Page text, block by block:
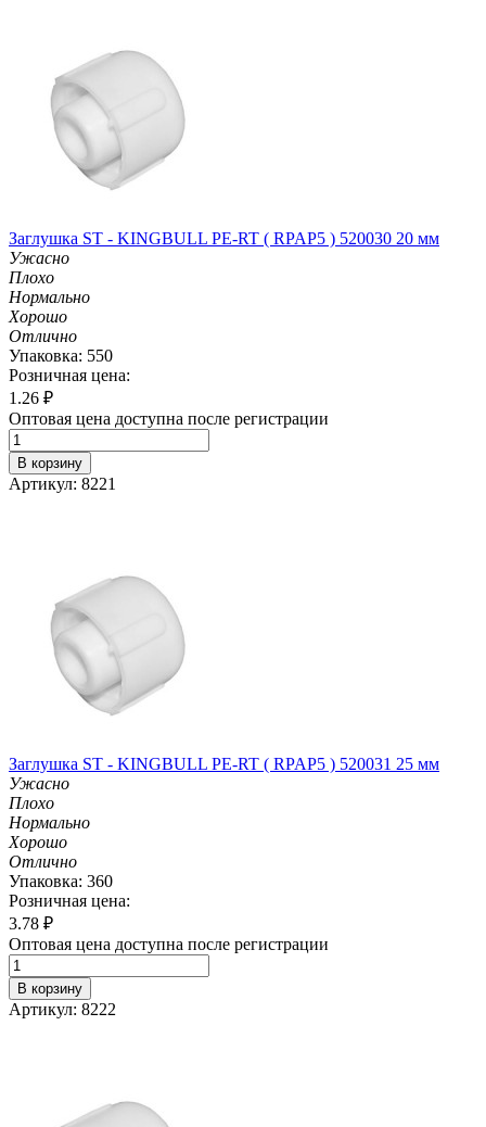
Заглушка ST - KINGBULL PE-RT ( RPAP5 ) 520030 20 мм
Ужасно
Плохо
Нормально
Хорошо
Отлично
Упаковка: 550
Розничная цена:
1.26 ₽
Оптовая цена доступна после регистрации
В корзину
Артикул: 8221
Заглушка ST - KINGBULL PE-RT ( RPAP5 ) 520031 25 мм
Ужасно
Плохо
Нормально
Хорошо
Отлично
Упаковка: 360
Розничная цена:
3.78 ₽
Оптовая цена доступна после регистрации
В корзину
Артикул: 8222